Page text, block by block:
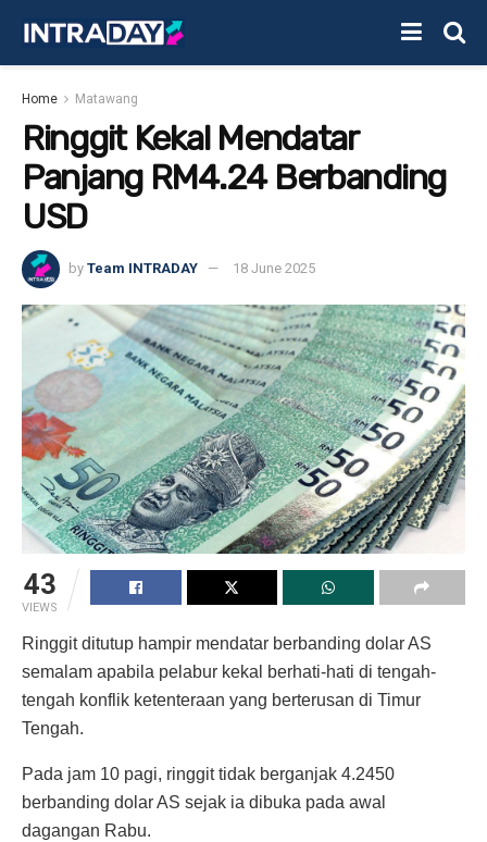
Home Matawang
Ringgit Kekal Mendatar
Panjang RM4.24 Berbanding
USD
by Team INTRADAY 18 June 2025
43
VIEWS
Ringgit ditutup hampir mendatar berbanding dolar AS
semalam apabila pelabur kekal berhati-hati di tengah-
tengah konflik ketenteraan yang berterusan di Timur
Tengah.
Pada jam 10 pagi, ringgit tidak berganjak 4.2450
berbanding dolar AS sejak ia dibuka pada awal
dagangan Rabu.